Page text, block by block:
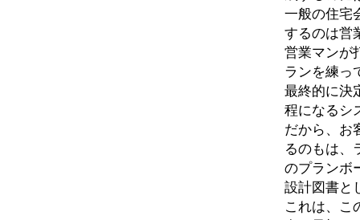
一般の住宅
するのは営
営業マンが
ランを練っ
最終的に決
程になるシ
だから、お
るのもは、
のプランボ
設計図書と
これは、こ